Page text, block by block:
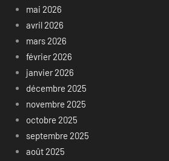
mai 2026
avril 2026
mars 2026
février 2026
janvier 2026
décembre 2025
novembre 2025
octobre 2025
septembre 2025
août 2025